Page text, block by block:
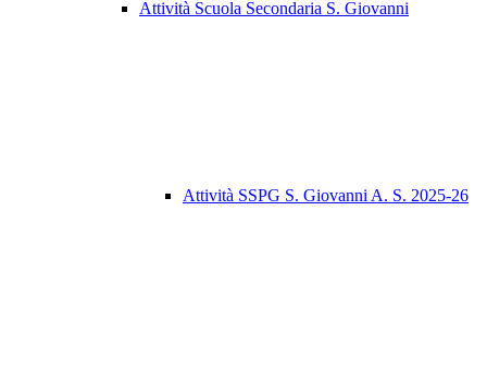
Attività Scuola Secondaria S. Giovanni
Attività SSPG S. Giovanni A. S. 2025-26